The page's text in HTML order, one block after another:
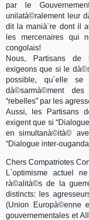
par le
unilatà©ralement leur
dit la manià¨re dont il
les mercenaires qui
congolais!
Nous, Partisans de
exigeons que si le
possible, qu`elle se
dà©sarmà©ment
“rebelles” par les
Aussi, les Partisans
exigent que si
en simultanà©ità©
“Dialogue inter-
Chers Compatriotes
L`optimisme actuel
rà©alità©s de la
distincts: les
(Union Europà©enne
gouvernementales et